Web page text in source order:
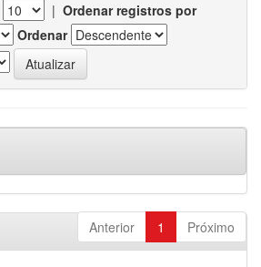
| Ordenar registros por
Ordenar
Anterior 1 Próximo